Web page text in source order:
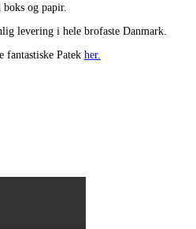
og papir.
levering i hele brofaste Danmark.
fantastiske Patek her.